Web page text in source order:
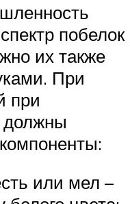
побелок
их также
При
при
должны
или мел –